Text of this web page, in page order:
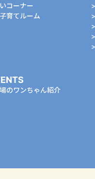
コーナー
育てルーム
のワンちゃん紹介